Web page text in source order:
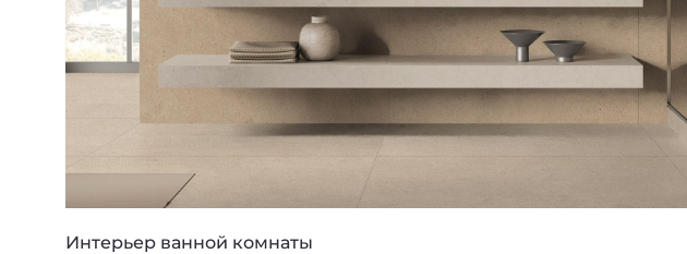
Интерьер ванной комнаты